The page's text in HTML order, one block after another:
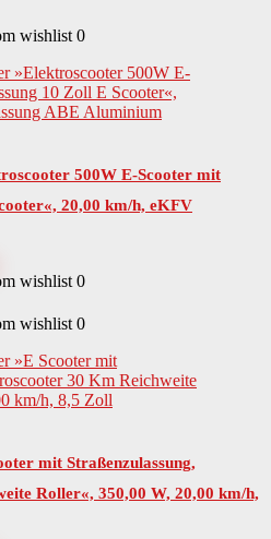
wishlist 0
500W E-Scooter mit
20,00 km/h, eKFV
wishlist 0
wishlist 0
mit Straßenzulassung,
Roller«, 350,00 W, 20,00 km/h,